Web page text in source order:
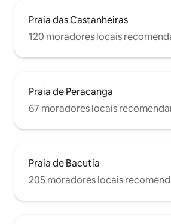
Praia das Castanheiras
120 moradores locais
Praia de Peracanga
67 moradores locais
Praia de Bacutia
205 moradores locais